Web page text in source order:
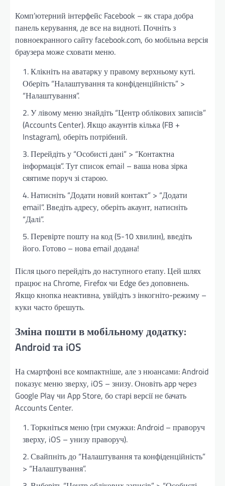
Комп’ютерний інтерфейс Facebook – як стара добра
панель керування, де все на видноті. Почніть з
повноекранного сайту facebook.com, бо мобільна версія
браузера може сховати меню.
Клікніть на аватарку у правому верхньому куті.
Оберіть “Налаштування та конфіденційність” >
“Налаштування”.
У лівому меню знайдіть “Центр облікових записів”
(Accounts Center). Якщо акаунтів кілька (FB +
Instagram), оберіть потрібний.
Перейдіть у “Особисті дані” > “Контактна
інформація”. Тут список email – ваша нова зірка
сяятиме поруч зі старою.
Натисніть “Додати новий контакт” > “Додати
email”. Введіть адресу, оберіть акаунт, натисніть
“Далі”.
Перевірте пошту на код (5-10 хвилин), введіть
його. Готово – нова email додана!
Після цього перейдіть до наступного етапу. Цей шлях
працює на Chrome, Firefox чи Edge без доповнень.
Якщо кнопка неактивна, увійдіть з інкогніто-режиму –
куки часто брешуть.
Зміна пошти в мобільному додатку:
Android та iOS
На смартфоні все компактніше, але з нюансами: Android
показує меню зверху, iOS – знизу. Оновіть app через
Google Play чи App Store, бо старі версії не бачать
Accounts Center.
Торкніться меню (три смужки: Android – праворуч
зверху, iOS – унизу праворуч).
Свайпніть до “Налаштування та конфіденційність”
> “Налаштування”.